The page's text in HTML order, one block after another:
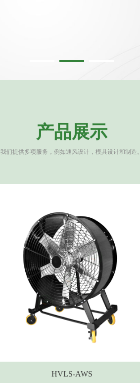
产品展示
我们提供多项服务，例如通风设计，模具设计和制造。